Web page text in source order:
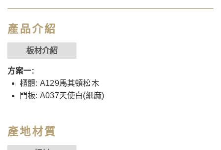
產品介紹
板材介紹
方案一:
櫃體: A129馬其頓松木
門板: A037天使白(細麻)
產地材質